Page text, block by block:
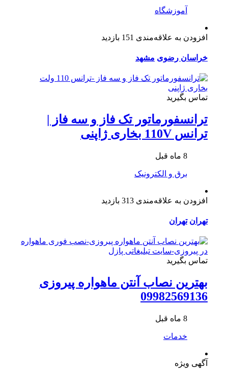
آموزشگاه
افزودن به علاقه‌مندی 151 بازدید
خراسان رضوی مشهد
تماس بگیرید
ترانسفورماتور تک فاز و سه فاز |
ترانس 110V بخاری ژاپنی
8 ماه قبل
برق و الکترونیک
افزودن به علاقه‌مندی 313 بازدید
تهران تهران
تماس بگیرید
بهترین نصاب آنتن ماهواره پیروزی
09982569136
8 ماه قبل
خدمات
آگهی ویژه